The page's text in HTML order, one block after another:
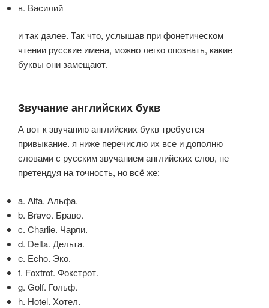
в. Василий
и так далее. Так что, услышав при фонетическом
чтении русские имена, можно легко опознать, какие
буквы они замещают.
Звучание английских букв
А вот к звучанию английских букв требуется
привыкание. я ниже перечислю их все и дополню
словами с русским звучанием английских слов, не
претендуя на точность, но всё же:
a. Alfa. Альфа.
b. Bravo. Браво.
c. Charlie. Чарли.
d. Delta. Дельта.
e. Echo. Эко.
f. Foxtrot. Фокстрот.
g. Golf. Гольф.
h. Hotel. Хотел.